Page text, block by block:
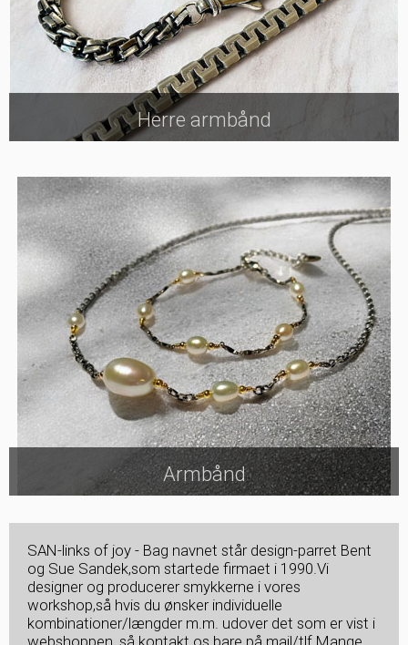
Herre armbånd
Armbånd
SAN-links of joy - Bag navnet står design-parret Bent
og Sue Sandek,som startede firmaet i 1990.Vi
designer og producerer smykkerne i vores
workshop,så hvis du ønsker individuelle
kombinationer/længder m.m. udover det som er vist i